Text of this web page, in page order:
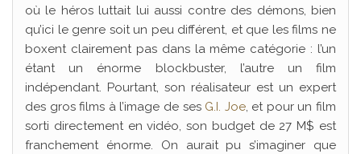
où le héros luttait lui aussi contre des démons, bien
qu’ici le genre soit un peu différent, et que les films ne
boxent clairement pas dans la même catégorie : l’un
étant un énorme blockbuster, l’autre un film
indépendant. Pourtant, son réalisateur est un expert
des gros films à l’image de ses G.I. Joe, et pour un film
sorti directement en vidéo, son budget de 27 M$ est
franchement énorme. On aurait pu s’imaginer que